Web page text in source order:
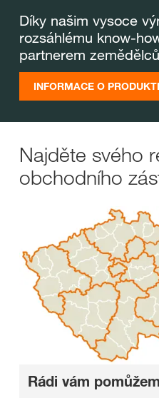
Díky našim vysoce
rozsáhlému know-
partnerem
INFORMACE O
Najděte svého
obchodního
Rádi vám